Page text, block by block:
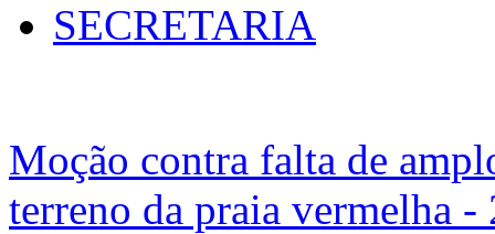
SECRETARIA
Moção contra falta de
terreno da praia vermelha -